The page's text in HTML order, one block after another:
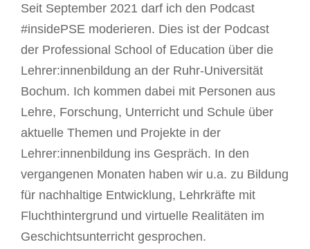
Seit September 2021 darf ich den Podcast
#insidePSE moderieren. Dies ist der Podcast
der Professional School of Education über die
Lehrer:innenbildung an der Ruhr-Universität
Bochum. Ich kommen dabei mit Personen aus
Lehre, Forschung, Unterricht und Schule über
aktuelle Themen und Projekte in der
Lehrer:innenbildung ins Gespräch. In den
vergangenen Monaten haben wir u.a. zu Bildung
für nachhaltige Entwicklung, Lehrkräfte mit
Fluchthintergrund und virtuelle Realitäten im
Geschichtsunterricht gesprochen.